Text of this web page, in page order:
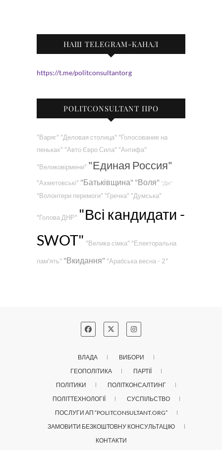
НАШ TELEGRAM-КАНАЛ
https://t.me/politconsultantorg
POLITCONSULTANT ПРО
"Варяг" "Деловая столица" "Голосование на
пеньках" "Авто Євро Сила" "Антифа"
"Великовірмени" "Единая Россия"
"Ахметовські" "Батьківщина" "Воля" "Дія"
"Волонтери перемоги" "Гречка" "Думська"
"Голова ДНР" "Всі кандидати -
SWOT" "Велика сімка" "Електоральна
пам'ять" "Вкидання" "Арабська весна - 2"
ВЛАДА
ВИБОРИ
ГЕОПОЛІТИКА
ПАРТІЇ
ПОЛІТИКИ
ПОЛІТКОНСАЛТИНГ
ПОЛІТТЕХНОЛОГІЇ
СУСПІЛЬСТВО
ПОСЛУГИ АП “POLITCONSULTANT.ORG”
ЗАМОВИТИ БЕЗКОШТОВНУ КОНСУЛЬТАЦІЮ
КОНТАКТИ